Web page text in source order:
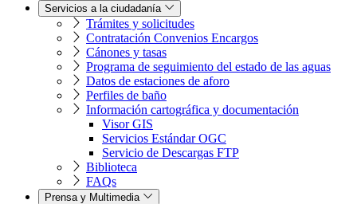
Servicios a la ciudadanía
Trámites y solicitudes
Contratación Convenios Encargos
Cánones y tasas
Programa de seguimiento del estado de las aguas
Datos de estaciones de aforo
Perfiles de baño
Información cartográfica y documentación
Visor GIS
Servicios Estándar OGC
Servicio de Descargas FTP
Biblioteca
FAQs
Prensa y Multimedia